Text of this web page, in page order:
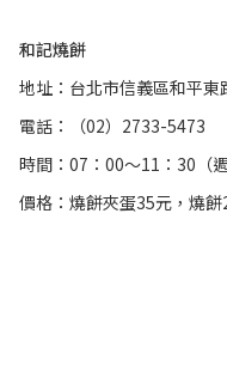
和記燒餅
地址：台北市信義區和平
電話：（02）2733-5473
時間：07：00～11：30（週
價格：燒餅夾蛋35元，燒